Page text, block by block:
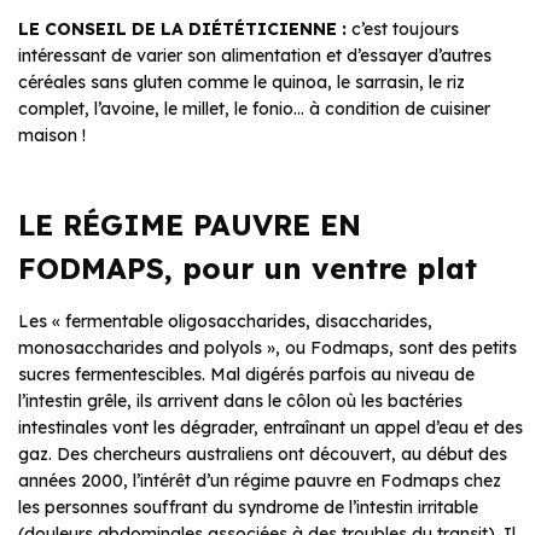
LE CONSEIL DE LA DIÉTÉTICIENNE : c’est toujours
intéressant de varier son alimentation et d’essayer d’autres
céréales sans gluten comme le quinoa, le sarrasin, le riz
complet, l’avoine, le millet, le fonio… à condition de cuisiner
maison !
LE RÉGIME PAUVRE EN
FODMAPS, pour un ventre plat
Les « fermentable oligosaccharides, disaccharides,
monosaccharides and polyols », ou Fodmaps, sont des petits
sucres fermentescibles. Mal digérés parfois au niveau de
l’intestin grêle, ils arrivent dans le côlon où les bactéries
intestinales vont les dégrader, entraînant un appel d’eau et des
gaz. Des chercheurs australiens ont découvert, au début des
années 2000, l’intérêt d’un régime pauvre en Fodmaps chez
les personnes souffrant du syndrome de l’intestin irritable